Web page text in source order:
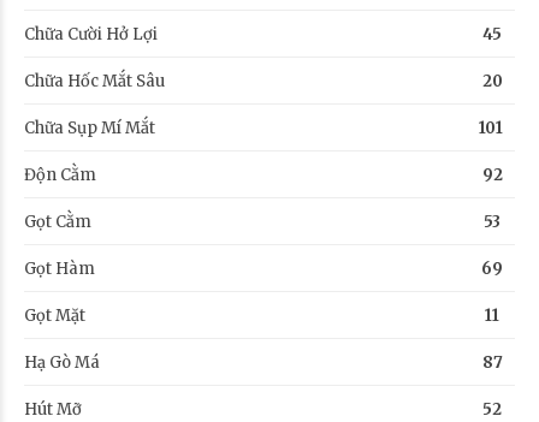
Chữa Cười Hở Lợi 45
Chữa Hốc Mắt Sâu 20
Chữa Sụp Mí Mắt 101
Độn Cằm 92
Gọt Cằm 53
Gọt Hàm 69
Gọt Mặt 11
Hạ Gò Má 87
Hút Mỡ 52